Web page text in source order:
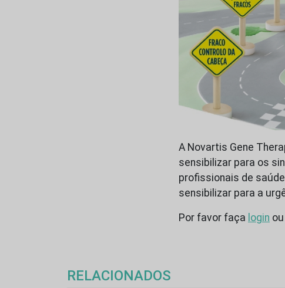
A Novartis Gene
sensibilizar para os
profissionais de
sensibilizar para a
Por favor faça login ou
RELACIONADOS